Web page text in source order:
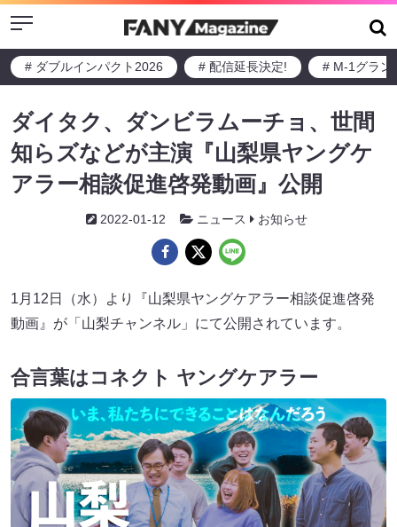
Menu
# ダブルインパクト2026 # 配信延長決定! # M-1グラン
ダイタク、ダンビラムーチョ、世間
知らズなどが主演『山梨県ヤングケ
アラー相談促進啓発動画』公開
2022-01-12 ニュース お知らせ
1月12日（水）より『山梨県ヤングケアラー相談促進啓発
動画』が「山梨チャンネル」にて公開されています。
合言葉はコネクト ヤングケアラー